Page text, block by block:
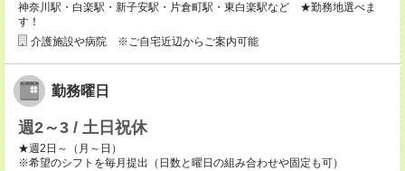
神奈川駅・白楽駅・新子安駅・片倉町駅・東白楽駅など ★勤務地選べま
す！
介護施設や病院 ※ご自宅近辺からご案内可能
勤務曜日
週2～3 / 土日祝休
★週2日～（月～日）
※希望のシフトを毎月提出（日数と曜日の組み合わせや固定も可）